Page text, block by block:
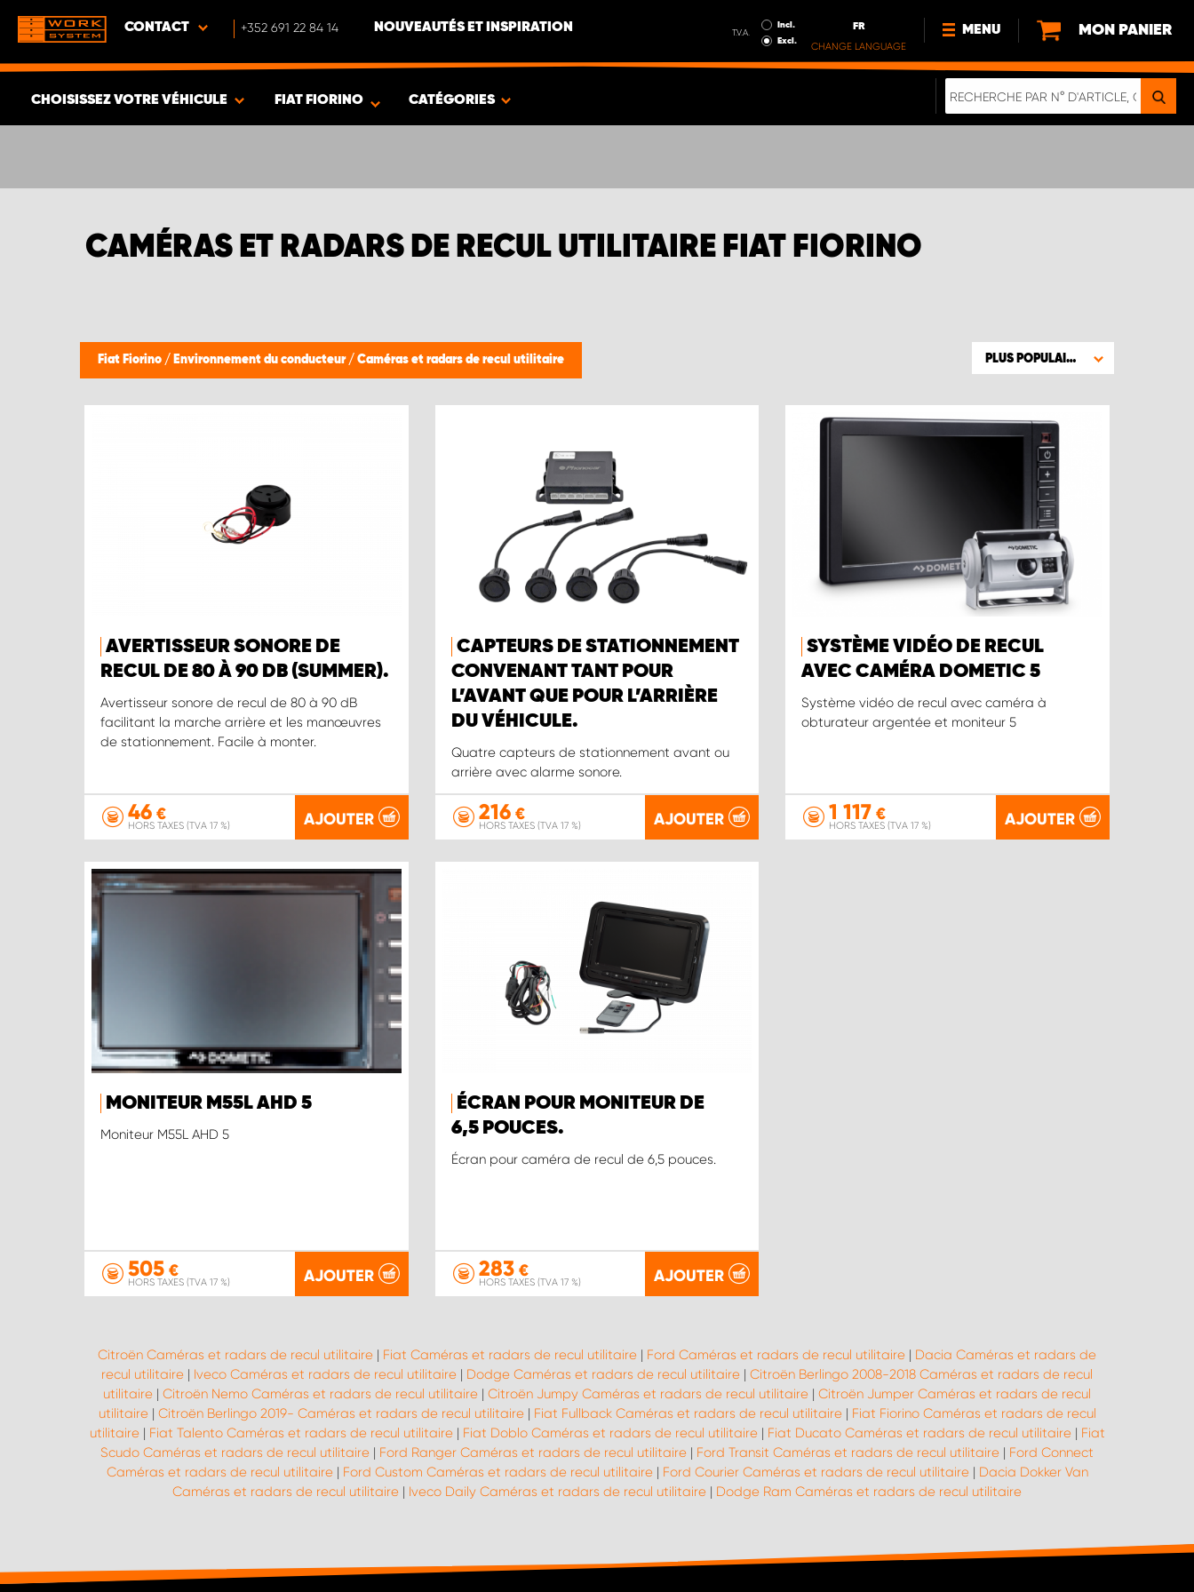
CONTACT +352 691 22 84 14 NOUVEAUTÉS ET INSPIRATION T.V.A.
Incl.
Excl.
FR
CHANGE LANGUAGE
MENU
NOUVEAUTÉS
MON PANIER
CHOISISSEZ VOTRE VÉHICULE FIAT FIORINO CATÉGORIES
CAMÉRAS ET RADARS DE RECUL UTILITAIRE FIAT FIORINO
Fiat Fiorino / Environnement du conducteur / Caméras et radars de recul utilitaire PLUS POPULAIRE
AVERTISSEUR SONORE DE
RECUL DE 80 À 90 DB (SUMMER).
Avertisseur sonore de recul de 80 à 90 dB
facilitant la marche arrière et les manœuvres
de stationnement. Facile à monter.
46 €
HORS TAXES (TVA 17 %) AJOUTER
CAPTEURS DE STATIONNEMENT
CONVENANT TANT POUR
L’AVANT QUE POUR L’ARRIÈRE
DU VÉHICULE.
Quatre capteurs de stationnement avant ou
arrière avec alarme sonore.
216€
HORS TAXES (TVA 17 %) AJOUTER
SYSTÈME VIDÉO DE RECUL
AVEC CAMÉRA DOMETIC 5
Système vidéo de recul avec caméra à
obturateur argentée et moniteur 5
1 117 €
HORS TAXES (TVA 17 %) AJOUTER
MONITEUR M55L AHD 5
Moniteur M55L AHD 5
505 €
HORS TAXES (TVA 17 %) AJOUTER
ÉCRAN POUR MONITEUR DE
6,5 POUCES.
Écran pour caméra de recul de 6,5 pouces.
283€
HORS TAXES (TVA 17 %) AJOUTER
Citroën Caméras et radars de recul utilitaire | Fiat Caméras et radars de recul utilitaire | Ford Caméras et radars de recul utilitaire | Dacia Caméras et radars de
recul utilitaire | Iveco Caméras et radars de recul utilitaire | Dodge Caméras et radars de recul utilitaire | Citroën Berlingo 2008-2018 Caméras et radars de recul
utilitaire | Citroën Nemo Caméras et radars de recul utilitaire | Citroën Jumpy Caméras et radars de recul utilitaire | Citroën Jumper Caméras et radars de recul
utilitaire| Citroën Berlingo 2019- Caméras et radars de recul utilitaire| Fiat Fullback Caméras et radars de recul utilitaire| Fiat Fiorino Caméras et radars de recul
utilitaire| Fiat Talento Caméras et radars de recul utilitaire| Fiat Doblo Caméras et radars de recul utilitaire| Fiat Ducato Caméras et radars de recul utilitaire| Fiat
Scudo Caméras et radars de recul utilitaire | Ford Ranger Caméras et radars de recul utilitaire | Ford Transit Caméras et radars de recul utilitaire | Ford Connect
Caméras et radars de recul utilitaire| Ford Custom Caméras et radars de recul utilitaire| Ford Courier Caméras et radars de recul utilitaire| Dacia Dokker Van
Caméras et radars de recul utilitaire | Iveco Daily Caméras et radars de recul utilitaire | Dodge Ram Caméras et radars de recul utilitaire